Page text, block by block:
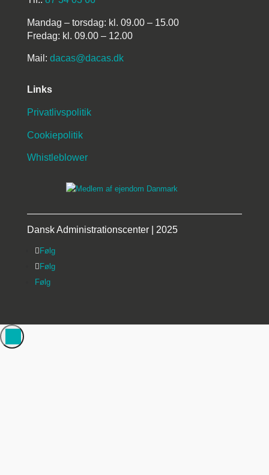
Mandag – torsdag: kl. 09.00 – 15.00
Fredag: kl. 09.00 – 12.00
Mail: dacas@dacas.dk
Links
Privatlivspolitik
Cookiepolitik
Whistleblower
Dansk Administrationscenter | 2025
Følg
Følg
Følg